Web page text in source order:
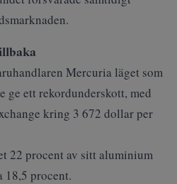
Mercuria läget som
ge ett rekordunderskott, med
kring 3 672 dollar per
22 procent av sitt aluminium
18,5 procent.